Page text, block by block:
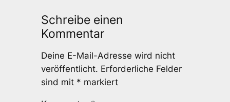
Schreibe einen
Kommentar
Deine E-Mail-Adresse wird nicht
veröffentlicht. Erforderliche Felder
sind mit * markiert